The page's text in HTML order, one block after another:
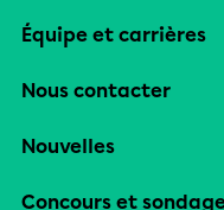
Équipe et carrières
Nous contacter
Nouvelles
Concours et